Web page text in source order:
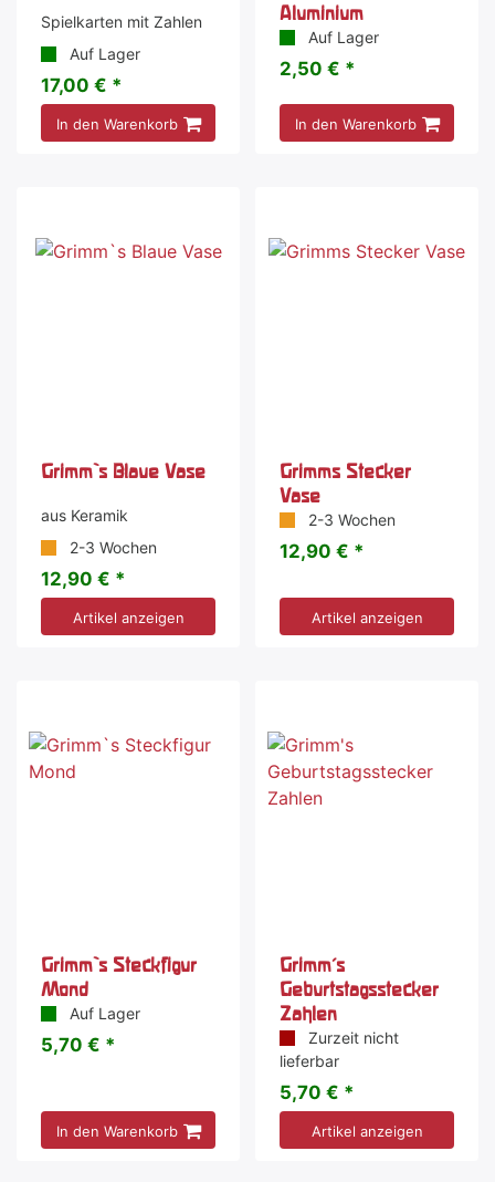
Spielkarten mit Zahlen
Auf Lager
17,00 € *
In den Warenkorb
Aluminium
Auf Lager
2,50 € *
In den Warenkorb
Grimm`s Blaue Vase
aus Keramik
2-3 Wochen
12,90 € *
Artikel anzeigen
Grimms Stecker
Vase
2-3 Wochen
12,90 € *
Artikel anzeigen
Grimm`s Steckfigur
Mond
Auf Lager
5,70 € *
In den Warenkorb
Grimm's
Geburtstagsstecker
Zahlen
Zurzeit nicht
lieferbar
5,70 € *
Artikel anzeigen